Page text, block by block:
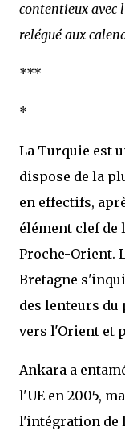
contentieux avec
relégué aux
***
*
La Turquie est
dispose de la
en effectifs,
élément clef de
Proche-Orient.
Bretagne
des lenteurs du
vers l'Orient et
Ankara a
l'UE en 2005,
l'intégration de